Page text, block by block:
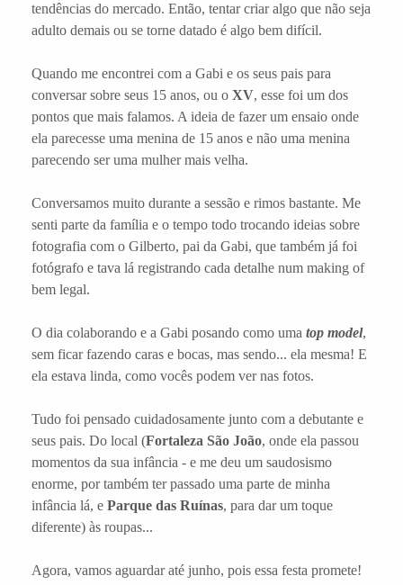
tendências do mercado. Então, tentar criar algo que não seja
adulto demais ou se torne datado é algo bem difícil.
Quando me encontrei com a Gabi e os seus pais para
conversar sobre seus 15 anos, ou o XV, esse foi um dos
pontos que mais falamos. A ideia de fazer um ensaio onde
ela parecesse uma menina de 15 anos e não uma menina
parecendo ser uma mulher mais velha.
Conversamos muito durante a sessão e rimos bastante. Me
senti parte da família e o tempo todo trocando ideias sobre
fotografia com o Gilberto, pai da Gabi, que também já foi
fotógrafo e tava lá registrando cada detalhe num making of
bem legal.
O dia colaborando e a Gabi posando como uma top model,
sem ficar fazendo caras e bocas, mas sendo... ela mesma! E
ela estava linda, como vocês podem ver nas fotos.
Tudo foi pensado cuidadosamente junto com a debutante e
seus pais. Do local (Fortaleza São João, onde ela passou
momentos da sua infância - e me deu um saudosismo
enorme, por também ter passado uma parte de minha
infância lá, e Parque das Ruínas, para dar um toque
diferente) às roupas...
Agora, vamos aguardar até junho, pois essa festa promete!